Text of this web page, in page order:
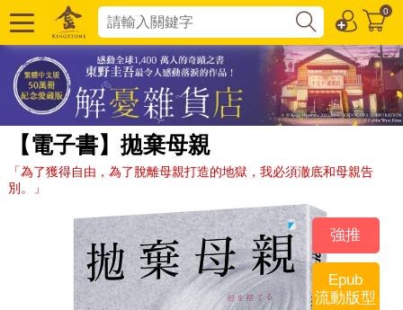
0
【電子書】拋棄母親
「為了獲得自由，為了脫離母親打造的地獄，我必須澈底和母親告
別。」
強推
Epub
流動版型